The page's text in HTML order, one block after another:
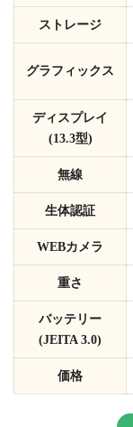
ストレージ
グラフィックス
ディスプレイ
(13.3型)
無線
生体認証
WEBカメラ
重さ
バッテリー
(JEITA 3.0)
価格